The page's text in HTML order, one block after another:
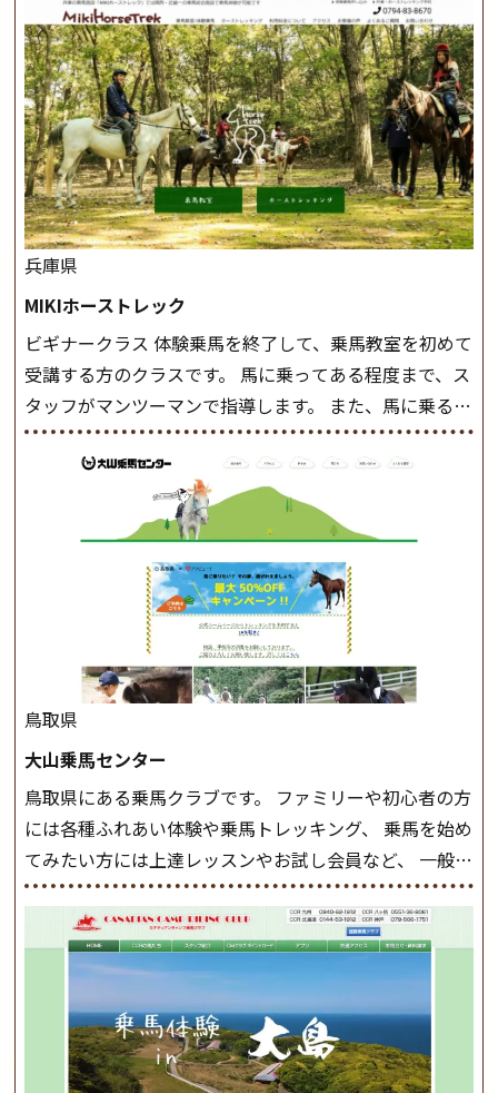
兵庫県
MIKIホーストレック
ビギナークラス 体験乗馬を終了して、乗馬教室を初めて
受講する方のクラスです。 馬に乗ってある程度まで、ス
タッフがマンツーマンで指導します。 また、馬に乗るだ
けでなく、馬の手入れや馬装（鞍などを装着する） も
このクラスで把握し、「馬に触れること」にも慣れてい
きましょう。 スタートクラス ビギナークラスで単独で
軽速歩(けいはやあし)ができるようになったら スタート
クラスへ。 グループレッスンで馬のスピードを調整し
ながら 軽速歩・正反撞(せいはんどう)を学びます。 安定
した手綱操作と軽速歩・正反撞ができるようになれば
駈歩(かけあし)練習に入ります。 ホップクラス スタート
クラスで常歩(なみあし)や 速歩、駈歩の初歩をマスター
したら、 次は部班にて駈歩を含めた誘導練習を行いま
しょう。 ステップクラス ホップクラスまでに練習した
の扶助操作や誘導方法を身につけましょう。 注意事項
◆馬場使用状況により、使用する馬場はこちらで決定い
たしますのでご了承ください ◆基本は雨天決行です
が、落雷・強風等のより、安全上急遽中止させていただ
く場合がございます。 ◆三木ホースランドパークの協議
会や講習会等により、一部レッスンが中止になる場合が
ございます。 その際、ご予約いただいている皆様には事
前にご連絡いたします。MIKIホーストレックのツアー
はこちら
鳥取県
大山乗馬センター
鳥取県にある乗馬クラブです。 ファミリーや初心者の方
には各種ふれあい体験や乗馬トレッキング、 乗馬を始め
てみたい方には上達レッスンやお試し会員など、 一般の
方に幅広くお楽しみいただける施設を目指しています。
また、お手軽（低価格）に会員になったり自分の馬を持
つことのできる乗馬クラブでもあり、 健康や趣味、スポ
ーツ競技として、老若男女様々な方が、日々乗馬をお楽
しみいただいています。 なお、ゴールデンウィークと夏
休み期間中は無休で営業していますので、ぜひご家族で
お越しください！大山乗馬センターの紹介記事はこち